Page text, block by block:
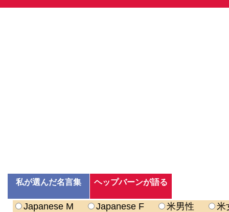
私が選んだ名言集 ヘップバーンが語る
Japanese M Japanese F 米男性
米